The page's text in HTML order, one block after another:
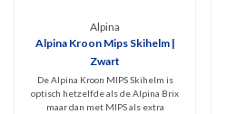
Alpina
Alpina Kroon Mips Skihelm |
Zwart
De Alpina Kroon MIPS Skihelm is
optisch hetzelfde als de Alpina Brix
maar dan met MIPS als extra